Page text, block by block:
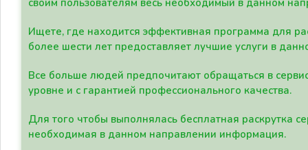
своим пользователям весь необходимый в данном
Ищете, где находится эффективная программа для
более шести лет предоставляет лучшие услуги в
Все больше людей предпочитают обращаться в
уровне и с гарантией профессионального качества.
Для того чтобы выполнялась бесплатная раскрутка
необходимая в данном направлении информация.